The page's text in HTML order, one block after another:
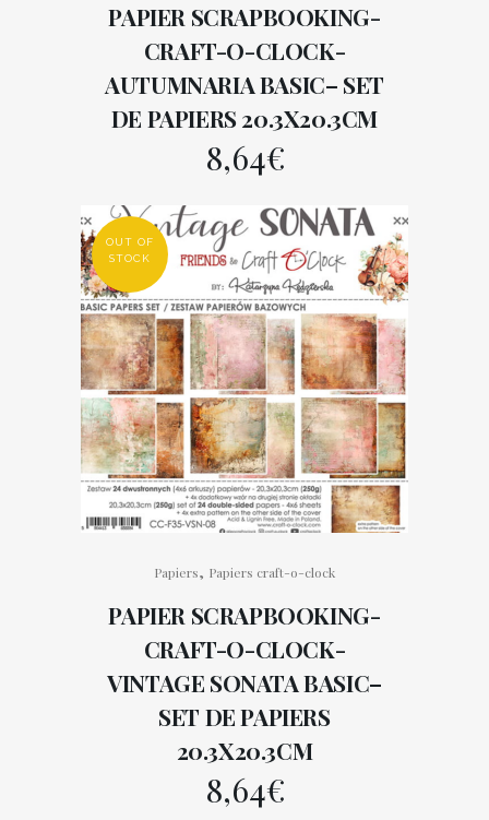
PAPIER SCRAPBOOKING-
CRAFT-O-CLOCK-
AUTUMNARIA BASIC– SET
DE PAPIERS 20.3X20.3CM
8,64€
OUT OF
STOCK
Papiers, Papiers craft-o-clock
PAPIER SCRAPBOOKING-
CRAFT-O-CLOCK-
VINTAGE SONATA BASIC–
SET DE PAPIERS
20.3X20.3CM
8,64€